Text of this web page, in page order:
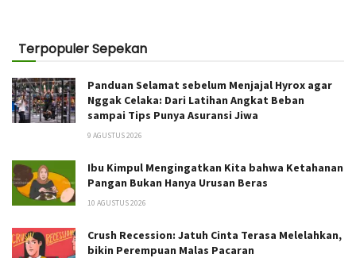
Terpopuler Sepekan
Panduan Selamat sebelum Menjajal Hyrox agar
Nggak Celaka: Dari Latihan Angkat Beban
sampai Tips Punya Asuransi Jiwa
9 AGUSTUS 2026
Ibu Kimpul Mengingatkan Kita bahwa Ketahanan
Pangan Bukan Hanya Urusan Beras
10 AGUSTUS 2026
Crush Recession: Jatuh Cinta Terasa Melelahkan,
bikin Perempuan Malas Pacaran